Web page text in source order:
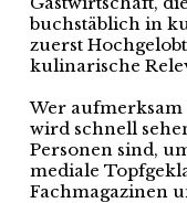
buchstäblich in
zuerst
kulinarische
Wer aufmerksam
wird schnell
Personen sind,
mediale
Fachmagazinen